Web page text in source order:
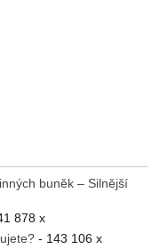
buněk – Silnější
878 x
- 143 106 x